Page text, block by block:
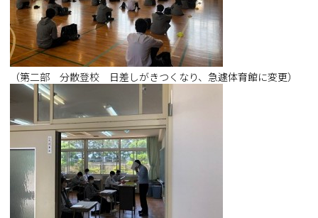
（第二部 分散登校 日差しがきつくなり、急遽体育館に変更）